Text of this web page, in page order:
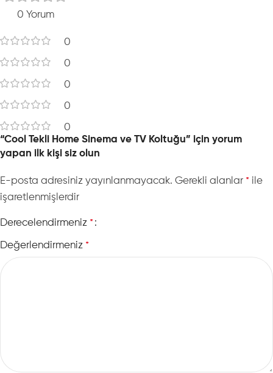
0 Yorum
0
0
0
0
0
“Cool Tekli Home Sinema ve TV Koltuğu” için yorum
yapan ilk kişi siz olun
E-posta adresiniz yayınlanmayacak. Gerekli alanlar * ile
işaretlenmişlerdir
Derecelendirmeniz *
Değerlendirmeniz *